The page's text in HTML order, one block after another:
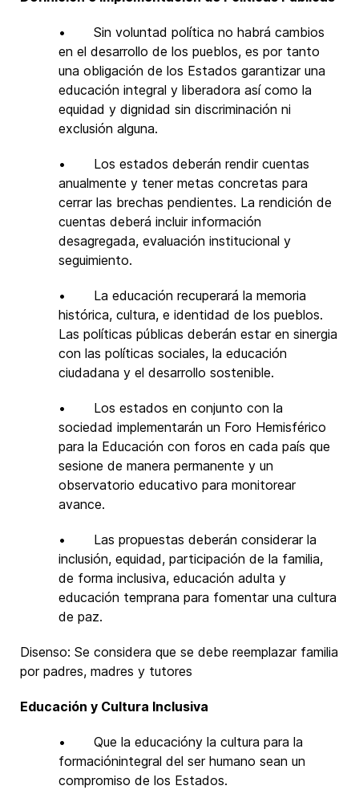
• Sin voluntad política no habrá cambios
en el desarrollo de los pueblos, es por tanto
una obligación de los Estados garantizar una
educación integral y liberadora así como la
equidad y dignidad sin discriminación ni
exclusión alguna.
• Los estados deberán rendir cuentas
anualmente y tener metas concretas para
cerrar las brechas pendientes. La rendición de
cuentas deberá incluir información
desagregada, evaluación institucional y
seguimiento.
• La educación recuperará la memoria
histórica, cultura, e identidad de los pueblos.
Las políticas públicas deberán estar en sinergia
con las políticas sociales, la educación
ciudadana y el desarrollo sostenible.
• Los estados en conjunto con la
sociedad implementarán un Foro Hemisférico
para la Educación con foros en cada país que
sesione de manera permanente y un
observatorio educativo para monitorear
avance.
• Las propuestas deberán considerar la
inclusión, equidad, participación de la familia,
de forma inclusiva, educación adulta y
educación temprana para fomentar una cultura
de paz.
Disenso: Se considera que se debe reemplazar familia
por padres, madres y tutores
Educación y Cultura Inclusiva
• Que la educacióny la cultura para la
formaciónintegral del ser humano sean un
compromiso de los Estados.